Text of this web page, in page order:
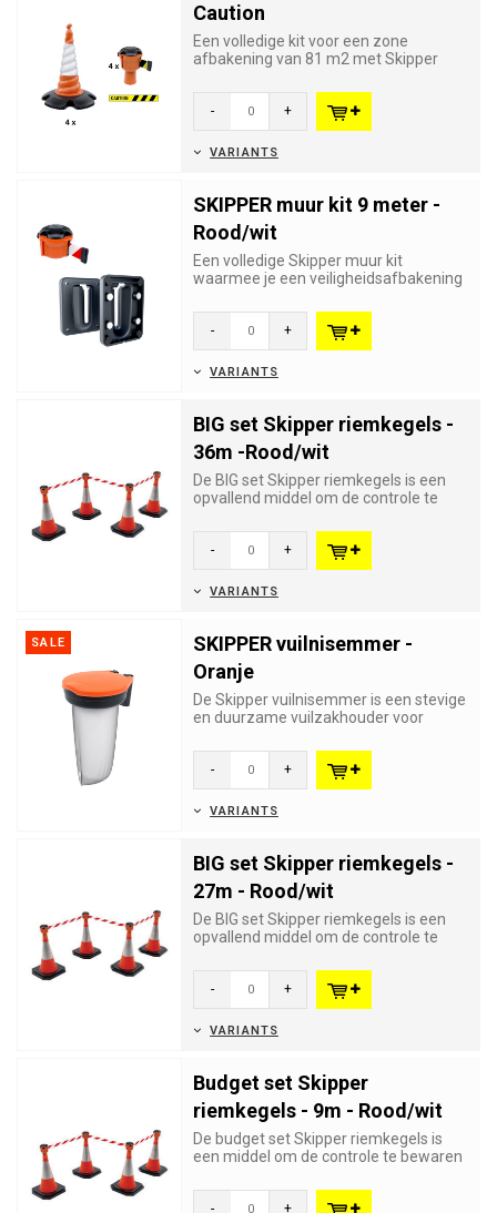
Caution
Een volledige kit voor een zone
afbakening van 81 m2 met Skipper
- +
VARIANTS
SKIPPER muur kit 9 meter -
Rood/wit
Een volledige Skipper muur kit
waarmee je een veiligheidsafbakening
- +
VARIANTS
BIG set Skipper riemkegels -
36m -Rood/wit
De BIG set Skipper riemkegels is een
opvallend middel om de controle te
- +
VARIANTS
SALE
SKIPPER vuilnisemmer -
Oranje
De Skipper vuilnisemmer is een stevige
en duurzame vuilzakhouder voor
- +
VARIANTS
BIG set Skipper riemkegels -
27m - Rood/wit
De BIG set Skipper riemkegels is een
opvallend middel om de controle te
- +
VARIANTS
Budget set Skipper
riemkegels - 9m - Rood/wit
De budget set Skipper riemkegels is
een middel om de controle te bewaren
- +